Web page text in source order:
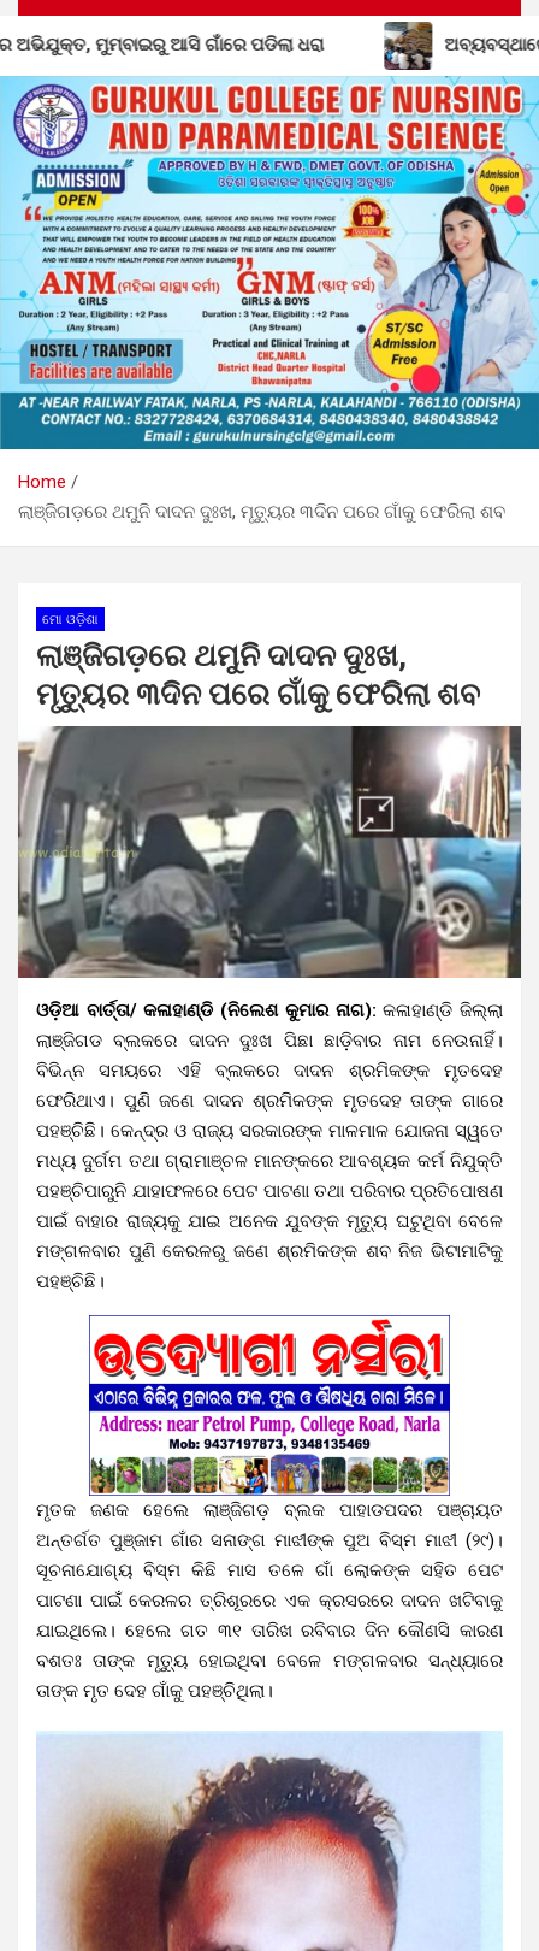
ଅବ୍ୟବସ୍ଥାରେ ଡ଼ୁମେରପଡା ପ୍ରାଥମିକ ବିଦ୍ୟାଳୟ:
Home
ଲାଞ୍ଜିଗଡ଼ରେ ଥମୁନି ଦାଦନ ଦୁଃଖ, ମୃତ୍ୟୁର ୩ଦିନ ପରେ ଗାଁକୁ ଫେରିଲା ଶବ
ମୋ ଓଡ଼ିଶା
ଲାଞ୍ଜିଗଡ଼ରେ ଥମୁନି ଦାଦନ ଦୁଃଖ,
ମୃତ୍ୟୁର ୩ଦିନ ପରେ ଗାଁକୁ ଫେରିଲା ଶବ
ଓଡ଼ିଆ ବାର୍ତ୍ତା/ କଳାହାଣ୍ଡି (ନିଲେଶ କୁମାର ନାଗ): କଳାହାଣ୍ଡି ଜିଲ୍ଲା
ଲାଞ୍ଜିଗଡ ବ୍ଲକରେ ଦାଦନ ଦୁଃଖ ପିଛା ଛାଡ଼ିବାର ନାମ ନେଉନାହିଁ।
ବିଭିନ୍ନ ସମୟରେ ଏହି ବ୍ଲକରେ ଦାଦନ ଶ୍ରମିକଙ୍କ ମୃତଦେହ
ଫେରିଥାଏ। ପୁଣି ଜଣେ ଦାଦନ ଶ୍ରମିକଙ୍କ ମୃତଦେହ ତାଙ୍କ ଗାରେ
ପହଞ୍ଚିଛି। କେନ୍ଦ୍ର ଓ ରାଜ୍ୟ ସରକାରଙ୍କ ମାଳମାଳ ଯୋଜନା ସ୍ୱତେ
ମଧ୍ୟ ଦୁର୍ଗମ ତଥା ଗ୍ରାମାଞ୍ଚଳ ମାନଙ୍କରେ ଆବଶ୍ୟକ କର୍ମ ନିଯୁକ୍ତି
ପହଞ୍ଚିପାରୁନି ଯାହାଫଳରେ ପେଟ ପାଟଣା ତଥା ପରିବାର ପ୍ରତିପୋଷଣ
ପାଇଁ ବାହାର ରାଜ୍ୟକୁ ଯାଇ ଅନେକ ଯୁବଙ୍କ ମୃତ୍ୟୁ ଘଟୁଥିବା ବେଳେ
ମଙ୍ଗଳବାର ପୁଣି କେରଳରୁ ଜଣେ ଶ୍ରମିକଙ୍କ ଶବ ନିଜ ଭିଟାମାଟିକୁ
ପହଞ୍ଚିଛି।
ମୃତକ ଜଣକ ହେଲେ ଲାଞ୍ଜିଗଡ଼ ବ୍ଲକ ପାହାଡପଦର ପଞ୍ଚାୟତ
ଅନ୍ତର୍ଗତ ପୁଞ୍ଜାମ ଗାଁର ସନାଙ୍ଗ ମାଝୀଙ୍କ ପୁଅ ବିସ୍ମ ମାଝୀ (୨୯)।
ସୂଚନାଯୋଗ୍ୟ ବିସ୍ମ କିଛି ମାସ ତଳେ ଗାଁ ଲୋକଙ୍କ ସହିତ ପେଟ
ପାଟଣା ପାଇଁ କେରଳର ତ୍ରିଶୂରରେ ଏକ କ୍ରସରରେ ଦାଦନ ଖଟିବାକୁ
ଯାଇଥିଲେ। ହେଲେ ଗତ ୩୧ ତାରିଖ ରବିବାର ଦିନ କୌଣସି କାରଣ
ବଶତଃ ତାଙ୍କ ମୃତ୍ୟୁ ହୋଇଥିବା ବେଳେ ମଙ୍ଗଳବାର ସନ୍ଧ୍ୟାରେ
ତାଙ୍କ ମୃତ ଦେହ ଗାଁକୁ ପହଞ୍ଚିଥିଲା।